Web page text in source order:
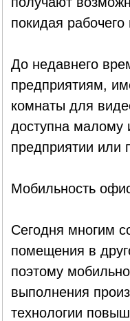
покидая рабочего
До недавнего
предприятиям,
комнаты для
доступна малому
предприятии или
Мобильность
Сегодня многим
помещения в
поэтому
выполнения
технологии